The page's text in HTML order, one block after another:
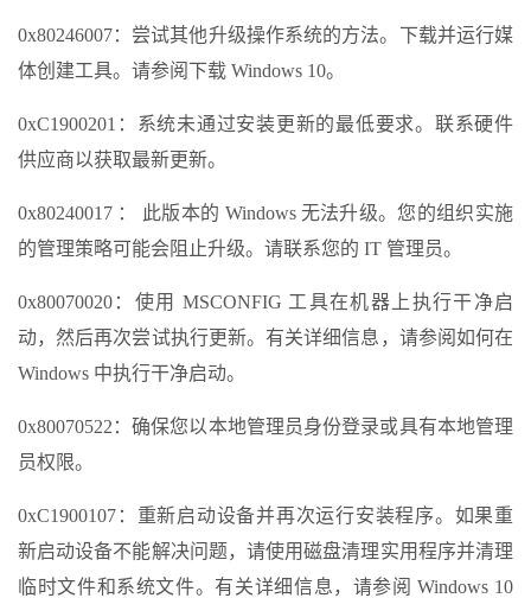
0x80246007：尝试其他升级操作系统的方法。下载并运行媒
体创建工具。请参阅下载 Windows 10。
0xC1900201：系统未通过安装更新的最低要求。联系硬件
供应商以获取最新更新。
0x80240017 ： 此版本的 Windows 无法升级。您的组织实施
的管理策略可能会阻止升级。请联系您的 IT 管理员。
0x80070020：使用 MSCONFIG 工具在机器上执行干净启
动，然后再次尝试执行更新。有关详细信息，请参阅如何在
Windows 中执行干净启动。
0x80070522：确保您以本地管理员身份登录或具有本地管理
员权限。
0xC1900107：重新启动设备并再次运行安装程序。如果重
新启动设备不能解决问题，请使用磁盘清理实用程序并清理
临时文件和系统文件。有关详细信息，请参阅 Windows 10